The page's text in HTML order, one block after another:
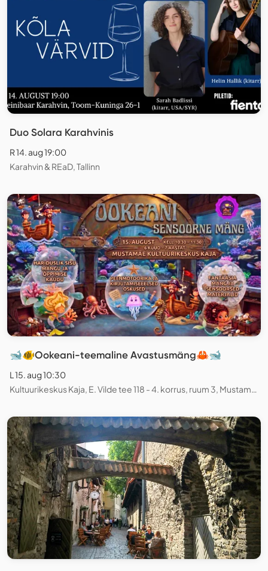
Duo Solara Karahvinis
R 14. aug 19:00
Karahvin & REaD, Tallinn
🐋🐠Ookeani-teemaline Avastusmäng🦀🐋
L 15. aug 10:30
Kultuurikeskus Kaja, E. Vilde tee 118 - 4. korrus, ruum 3, Mustamäe, Tallinn, Estonia